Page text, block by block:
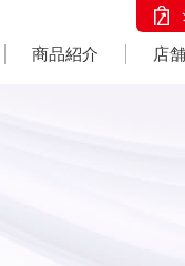
商品紹介 店